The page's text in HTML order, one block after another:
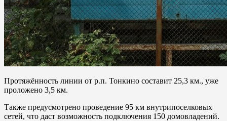
Протяжённость линии от р.п. Тонкино составит 25,3 км., уже
проложено 3,5 км.
Также предусмотрено проведение 95 км внутрипоселковых
сетей, что даст возможность подключения 150 домовладений.